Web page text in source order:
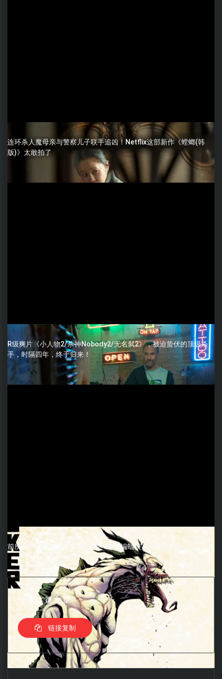
连环杀人魔母亲与警察儿子联手追凶！Netflix这部新作《螳螂(韩
版)》太敢拍了
R级爽片《小人物2/杀神Nobody2/无名弑2》，被迫蛰伏的顶级杀
手，时隔四年，终于归来！
前所未有的暗黑骑士登场！DC《绝对蝙蝠侠》动画化确定
分享这篇文章
链接复制